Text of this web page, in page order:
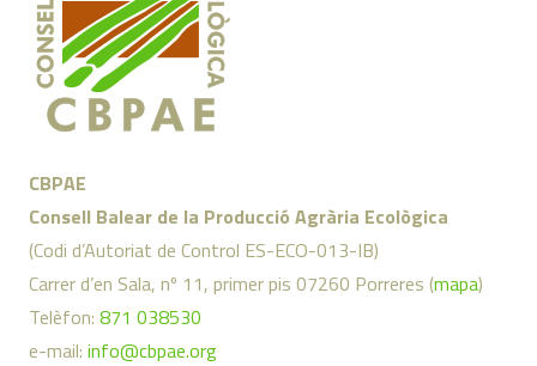
CBPAE
Consell Balear de la Producció Agrària Ecològica
(Codi d’Autoriat de Control ES-ECO-013-IB)
Carrer d’en Sala, nº 11, primer pis 07260 Porreres (mapa)
Telèfon: 871 038530
e-mail: info@cbpae.org